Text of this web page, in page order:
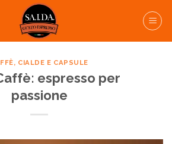
CIALDE E CAPSULE
espresso per
passione